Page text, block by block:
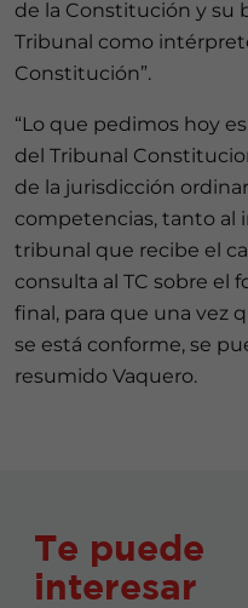
de la Constitución y su
Tribunal como
Constitución”.
“Lo que pedimos hoy
del Tribunal
de la jurisdicción
competencias, tanto al
tribunal que recibe el
consulta al TC sobre el
final, para que una vez
se está conforme, se
resumido Vaquero.
Te puede
interesar